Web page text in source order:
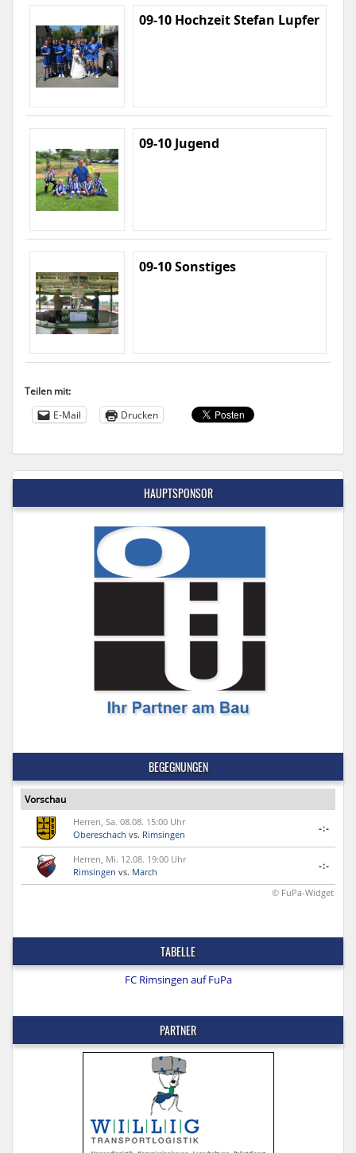
09-10 Hochzeit Stefan Lupfer
09-10 Jugend
09-10 Sonstiges
Teilen mit:
E-Mail
Drucken
HAUPTSPONSOR
BEGEGNUNGEN
Vorschau
Herren, Sa. 08.08. 15:00 Uhr
Obereschach vs. Rimsingen
-:-
Herren, Mi. 12.08. 19:00 Uhr
Rimsingen vs. March
-:-
© FuPa-Widget
TABELLE
FC Rimsingen auf FuPa
PARTNER